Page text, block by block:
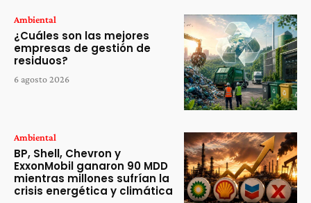
Ambiental
¿Cuáles son las mejores
empresas de gestión de
residuos?
6 agosto 2026
Ambiental
BP, Shell, Chevron y
ExxonMobil ganaron 90 MDD
mientras millones sufrían la
crisis energética y climática